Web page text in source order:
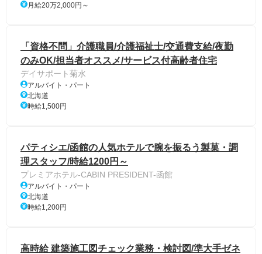
月給20万2,000円～
「資格不問」介護職員/介護福祉士/交通費支給/夜勤
のみOK/担当者オススメ/サービス付高齢者住宅
デイサポート菊水
アルバイト・パート
北海道
時給1,500円
パティシエ/函館の人気ホテルで腕を振るう製菓・調
理スタッフ/時給1200円～
プレミアホテル-CABIN PRESIDENT-函館
アルバイト・パート
北海道
時給1,200円
高時給 建築施工図チェック業務・検討図/準大手ゼネ